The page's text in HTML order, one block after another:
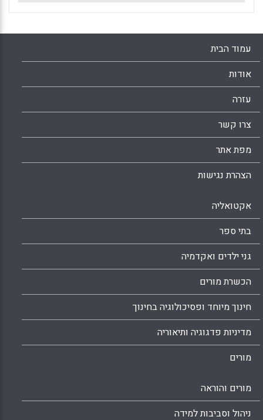
עמוד הבית
אודות
עזרה
צרו קשר
מפת אתר
הצהרת נגישות
אקטואליה
בתי ספר
גני ילדים ואקדמיה
הכשרת מורים
חינוך מיוחד ופסיכולוגיה בחינוך
מדיניות פדגוגיה ותיאוריה
מורים
מורים והוראה
ניהול וסביבות למידה